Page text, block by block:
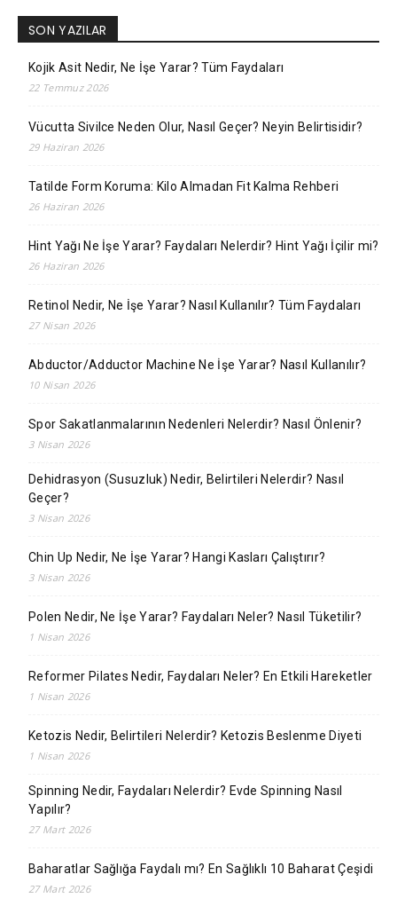
SON YAZILAR
Kojik Asit Nedir, Ne İşe Yarar? Tüm Faydaları
22 Temmuz 2026
Vücutta Sivilce Neden Olur, Nasıl Geçer? Neyin Belirtisidir?
29 Haziran 2026
Tatilde Form Koruma: Kilo Almadan Fit Kalma Rehberi
26 Haziran 2026
Hint Yağı Ne İşe Yarar? Faydaları Nelerdir? Hint Yağı İçilir mi?
26 Haziran 2026
Retinol Nedir, Ne İşe Yarar? Nasıl Kullanılır? Tüm Faydaları
27 Nisan 2026
Abductor/Adductor Machine Ne İşe Yarar? Nasıl Kullanılır?
10 Nisan 2026
Spor Sakatlanmalarının Nedenleri Nelerdir? Nasıl Önlenir?
3 Nisan 2026
Dehidrasyon (Susuzluk) Nedir, Belirtileri Nelerdir? Nasıl
Geçer?
3 Nisan 2026
Chin Up Nedir, Ne İşe Yarar? Hangi Kasları Çalıştırır?
3 Nisan 2026
Polen Nedir, Ne İşe Yarar? Faydaları Neler? Nasıl Tüketilir?
1 Nisan 2026
Reformer Pilates Nedir, Faydaları Neler? En Etkili Hareketler
1 Nisan 2026
Ketozis Nedir, Belirtileri Nelerdir? Ketozis Beslenme Diyeti
1 Nisan 2026
Spinning Nedir, Faydaları Nelerdir? Evde Spinning Nasıl
Yapılır?
27 Mart 2026
Baharatlar Sağlığa Faydalı mı? En Sağlıklı 10 Baharat Çeşidi
27 Mart 2026